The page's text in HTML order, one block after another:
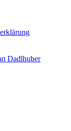
Dadlhuber